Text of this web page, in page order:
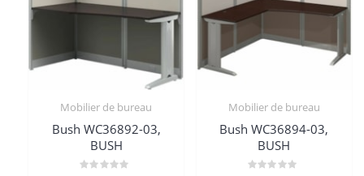
Mobilier de bureau
Bush WC36892-03,
BUSH
Mobilier de bureau
Bush WC36894-03,
BUSH